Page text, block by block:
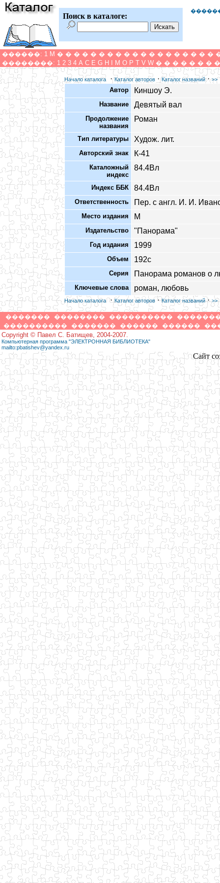
Поиск в каталоге:
������: 1 M � � � � � � � � � � � � � � � � � � �
��������: 1 2 3 4 A C E G H M O P T V W � � � � � � � �
Начало каталога ·Каталог авторов ·Каталог названий·>>
Автор Киншоу Э.
Название Девятый вал
Продолжение
названия
Роман
Тип литературы Худож. лит.
Авторский знак К-41
Каталожный
индекс
84.4Вл
Индекс ББК 84.4Вл
Ответственность Пер. с англ. И. И.
Место издания М
Издательство "Панорама"
Год издания 1999
Объем 192с
Серия Панорама романов о
Ключевые слова роман, любовь
Начало каталога·Каталог авторов·Каталог названий·>>
������� �������� ����������
���������� ������� ������ ������
Copyright © Павел С. Батищев, 2004-2007.
Компьютерная программа "ЭЛЕКТРОННАЯ БИБЛИОТЕКА"
mailto:pbatishev@yandex.ru
Сайт